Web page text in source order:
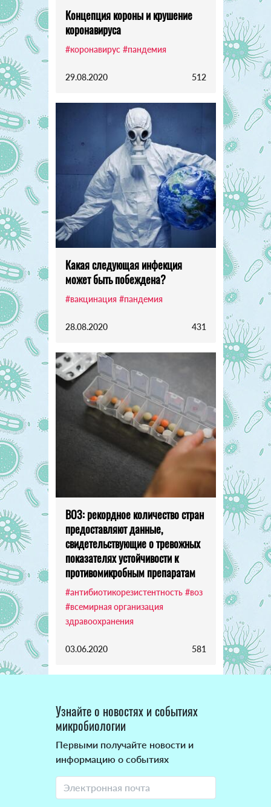
Концепция короны и крушение
коронавируса
#коронавирус #пандемия
29.08.2020 512
Какая следующая инфекция
может быть побеждена?
#вакцинация #пандемия
28.08.2020 431
ВОЗ: рекордное количество стран
предоставляют данные,
свидетельствующие о тревожных
показателях устойчивости к
противомикробным препаратам
#антибиотикорезистентность #воз
#всемирная организация
здравоохранения
03.06.2020 581
Узнайте о новостях и событиях
микробиологии
Первыми получайте новости и
информацию о событиях